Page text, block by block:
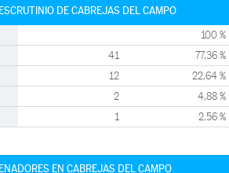
DE CABREJAS DEL CAMPO
100 %
41 77,36 %
12 22,64 %
2 4,88 %
1 2,56 %
EN CABREJAS DEL CAMPO